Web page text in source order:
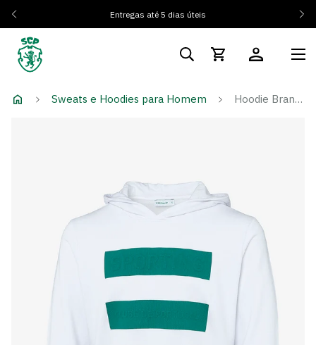
Entregas até 5 dias úteis
Sweats e Hoodies para Homem Hoodie Branca Equality